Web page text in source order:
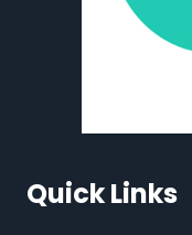
Quick Links